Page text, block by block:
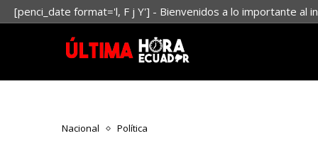
[penci_date format='l, F j Y'] - Bienvenidos a lo importante al
Nacional Política